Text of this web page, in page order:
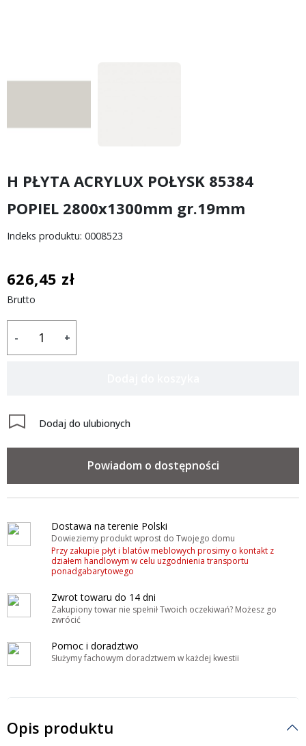
H PŁYTA ACRYLUX POŁYSK 85384
POPIEL 2800x1300mm gr.19mm
Indeks produktu: 0008523
626,45 zł
Brutto
- +
Dodaj do ulubionych
Powiadom o dostępności
Dostawa na terenie Polski
Dowieziemy produkt wprost do Twojego domu
Przy zakupie płyt i blatów meblowych prosimy o kontakt z
działem handlowym w celu uzgodnienia transportu
ponadgabarytowego
Zwrot towaru do 14 dni
Zakupiony towar nie spełnił Twoich oczekiwań? Możesz go
zwrócić
Pomoc i doradztwo
Służymy fachowym doradztwem w każdej kwestii
Opis produktu